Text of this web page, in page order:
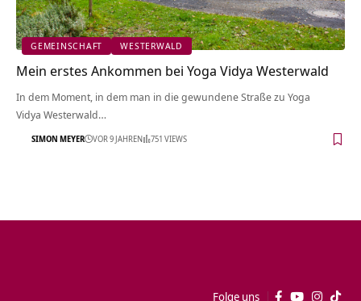
GEMEINSCHAFT WESTERWALD
Mein erstes Ankommen bei Yoga Vidya Westerwald
In dem Moment, in dem man in die gewundene Straße zu Yoga
Vidya Westerwald…
SIMON MEYER VOR 9 JAHREN 751 VIEWS
Folge uns